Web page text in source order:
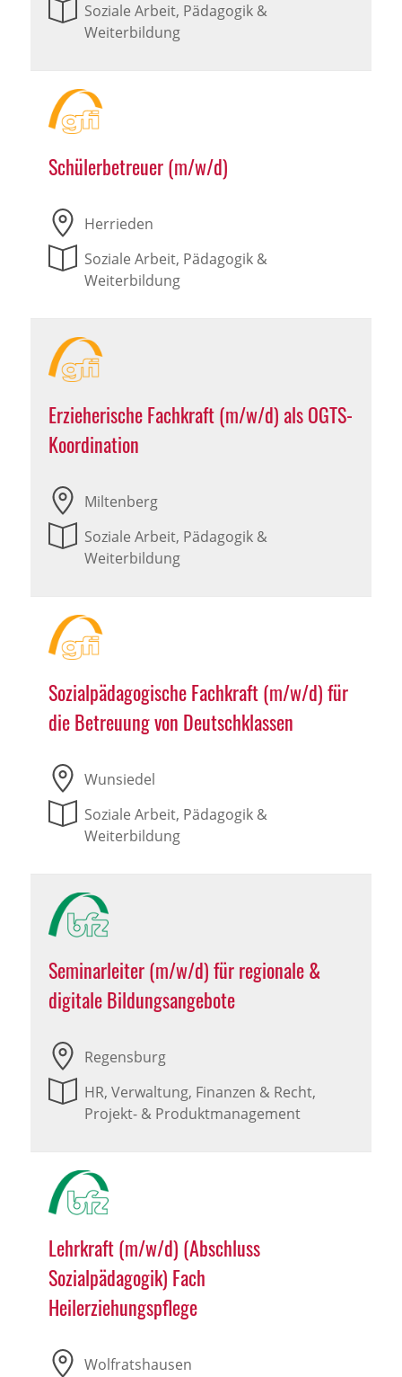
Soziale Arbeit, Pädagogik &
Weiterbildung
Schülerbetreuer (m/w/d)
Herrieden
Soziale Arbeit, Pädagogik &
Weiterbildung
Erzieherische Fachkraft (m/w/d) als OGTS-
Koordination
Miltenberg
Soziale Arbeit, Pädagogik &
Weiterbildung
Sozialpädagogische Fachkraft (m/w/d) für
die Betreuung von Deutschklassen
Wunsiedel
Soziale Arbeit, Pädagogik &
Weiterbildung
Seminarleiter (m/w/d) für regionale &
digitale Bildungsangebote
Regensburg
HR, Verwaltung, Finanzen & Recht,
Projekt- & Produktmanagement
Lehrkraft (m/w/d) (Abschluss
Sozialpädagogik) Fach
Heilerziehungspflege
Wolfratshausen